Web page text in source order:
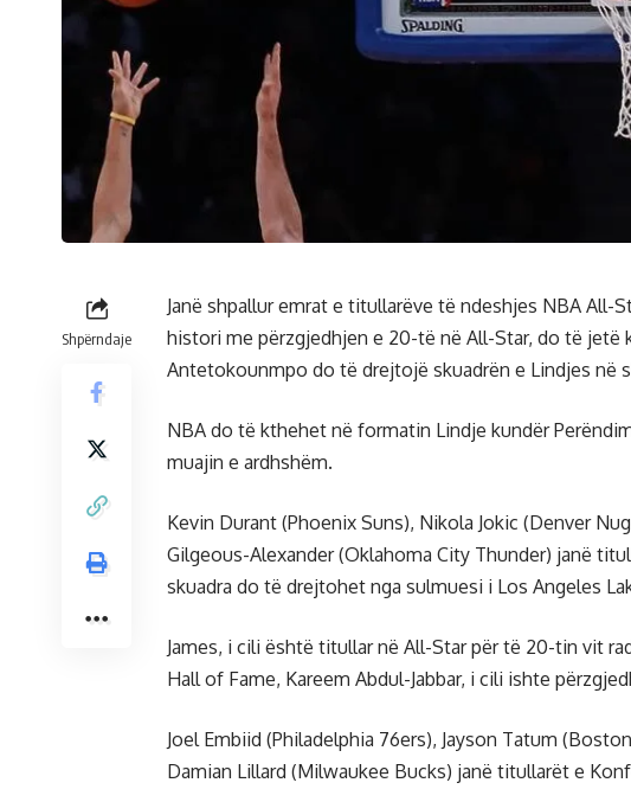
Shpërndaje
Janë shpallur emrat e titullarëve të ndeshjes NBA All-
histori me përzgjedhjen e 20-të në All-Star, do të jetë
Antetokounmpo do të drejtojë skuadrën e Lindjes në
NBA do të kthehet në formatin Lindje kundër
muajin e ardhshëm.
Kevin Durant (Phoenix Suns), Nikola Jokic (Denver
Gilgeous-Alexander (Oklahoma City Thunder) janë
skuadra do të drejtohet nga sulmuesi i Los Angeles
James, i cili është titullar në All-Star për të 20-tin vit
Hall of Fame, Kareem Abdul-Jabbar, i cili ishte
Joel Embiid (Philadelphia 76ers), Jayson Tatum
Damian Lillard (Milwaukee Bucks) janë titullarët e